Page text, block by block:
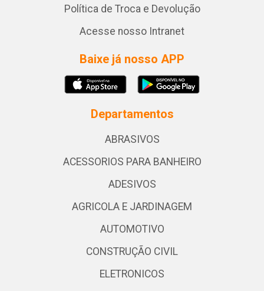
Política de Troca e Devolução
Acesse nosso Intranet
Baixe já nosso APP
Departamentos
ABRASIVOS
ACESSORIOS PARA BANHEIRO
ADESIVOS
AGRICOLA E JARDINAGEM
AUTOMOTIVO
CONSTRUÇÃO CIVIL
ELETRONICOS